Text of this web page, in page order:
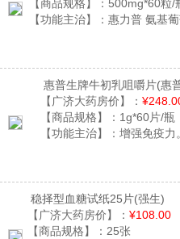
【商品规格】： 500mg*60粒/
【功能主治】： 惠力普 氨基
惠普生牌牛初乳咀嚼片(惠
【广济大药房价】：
【商品规格】： 1g*60片/瓶
【功能主治】： 增强免疫力。
稳择型血糖试纸25片(强生)
【广济大药房价】： ¥108.00
【商品规格】： 25张